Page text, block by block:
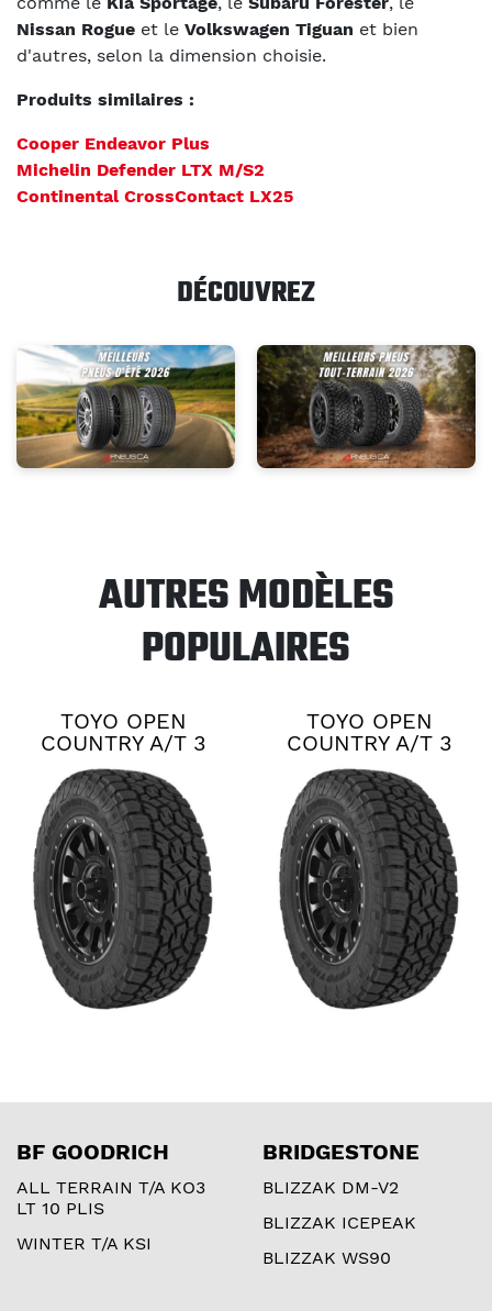
Nissan Rogue et le Volkswagen Tiguan et bien
d'autres, selon la dimension choisie.
Produits similaires :
Cooper Endeavor Plus
Michelin Defender LTX M/S2
Continental CrossContact LX25
DÉCOUVREZ
AUTRES MODÈLES
POPULAIRES
TOYO OPEN
COUNTRY A/T 3
TOYO OPEN
COUNTRY A/T 3
BF GOODRICH
ALL TERRAIN T/A KO3
LT 10 PLIS
WINTER T/A KSI
BRIDGESTONE
BLIZZAK DM-V2
BLIZZAK ICEPEAK
BLIZZAK WS90